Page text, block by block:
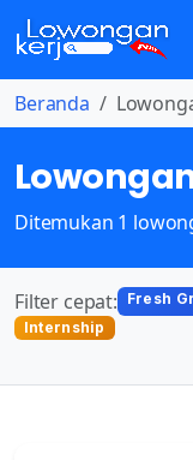
Beranda
Ditemukan 1
Filter cepat: Fresh
Internship